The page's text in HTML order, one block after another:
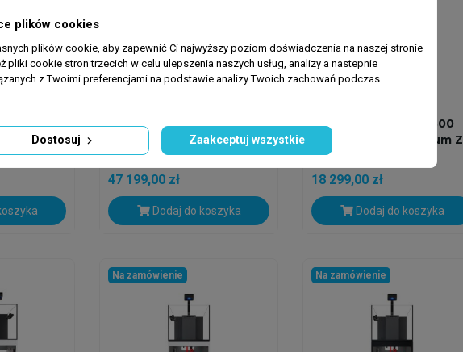
G3 300
Z
Red Sea Reefer G3
Peninsula S-950 MAX
Zestaw Akwarium Z...
47 199,00 zł
Dodaj do koszyka
Red Sea Reefer G3 300
MAX Zestaw Akwarium Z
Czarną Szafką
18 299,00 zł
Dodaj do koszyka
Na zamówienie Na zamówienie
plików cookies
plików cookie, aby zapewnić Ci najwyższy poziom doświadczenia na naszej stronie
pliki cookie stron trzecich w celu ulepszenia naszych usług, analizy a nastepnie
z Twoimi preferencjami na podstawie analizy Twoich zachowań podczas
Dostosuj Zaakceptuj wszystkie